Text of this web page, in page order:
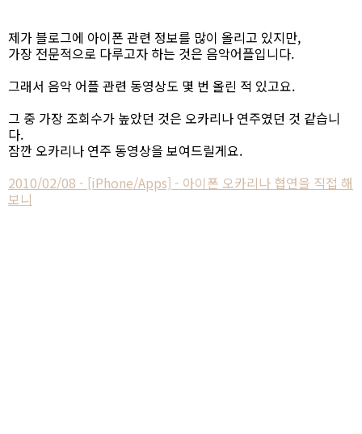
제가 블로그에 아이폰 관련 정보를 많이 올리고 있지만,
가장 전문적으로 다루고자 하는 것은 음악어플입니다.
그래서 음악 어플 관련 동영상도 몇 번 올린 적 있고요.
그 중 가장 조회수가 높았던 것은 오카리나 연주였던 것 같습니
다.
잠깐 오카리나 연주 동영상을 보여드릴게요.
2010/02/08 - [iPhone/Apps] - 아이폰 오카리나 협연을 직접 해
보니